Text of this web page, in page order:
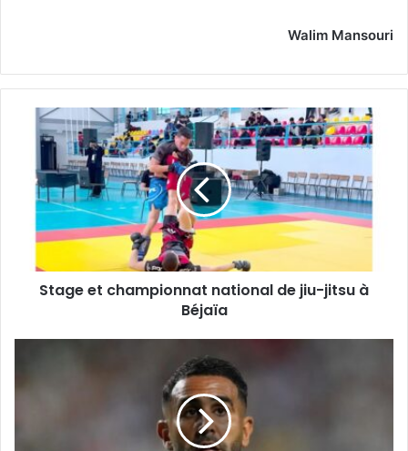
Walim Mansouri
Stage
championnat
national
jitsu
Béjaïa
Stage et championnat national de jiu-jitsu à
Béjaïa